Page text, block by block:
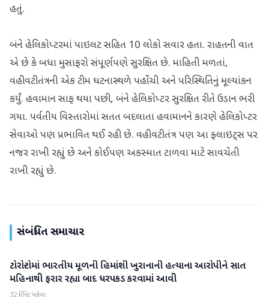
હતું.
બંને હેલિકોપ્ટરમાં પાઇલટ સહિત 10 લોકો સવાર હતા. રાહતની વાત
એ છે કે બધા મુસાફરો સંપૂર્ણપણે સુરક્ષિત છે. માહિતી મળતાં,
વહીવટીતંત્રની એક ટીમ ઘટનાસ્થળે પહોંચી અને પરિસ્થિતિનું મૂલ્યાંકન
કર્યું. હવામાન સાફ થયા પછી, બંને હેલિકોપ્ટર સુરક્ષિત રીતે ઉડાન ભરી
ગયા. પર્વતીય વિસ્તારોમાં સતત બદલાતા હવામાનને કારણે હેલિકોપ્ટર
સેવાઓ પણ પ્રભાવિત થઈ રહી છે. વહીવટીતંત્ર પણ આ ફ્લાઇટ્સ પર
નજર રાખી રહ્યું છે અને કોઈપણ અકસ્માત ટાળવા માટે સાવચેતી
રાખી રહ્યું છે.
સંબંધિત સમાચાર
રાષ્ટ્રીય
ટોરોન્ટોમાં ભારતીય મૂળની હિમાંશી ખુરાનાની હત્યાના આરોપીને સાત
મહિનાથી ફરાર રહ્યા બાદ ધરપકડ કરવામાં આવી
32 મિનિટ પહેલા